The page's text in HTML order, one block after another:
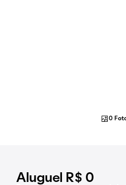
Aluguel R$ 0
0